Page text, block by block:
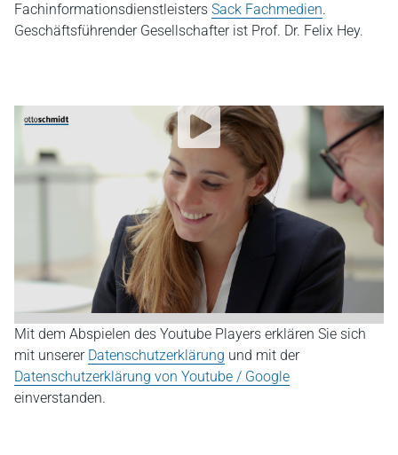
Fachinformationsdienstleisters Sack Fachmedien.
Geschäftsführender Gesellschafter ist Prof. Dr. Felix Hey.
YouTube Video abspielen
Mit dem Abspielen des Youtube Players erklären Sie sich
mit unserer Datenschutzerklärung und mit der
Datenschutzerklärung von Youtube / Google
einverstanden.